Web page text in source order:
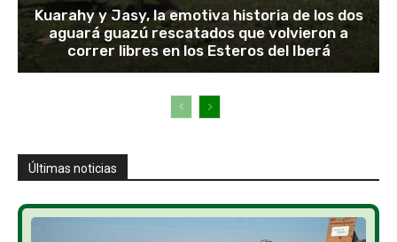
Kuarahy y Jasy, la emotiva historia de los dos
aguará guazú rescatados que volvieron a
correr libres en los Esteros del Iberá
Últimas noticias